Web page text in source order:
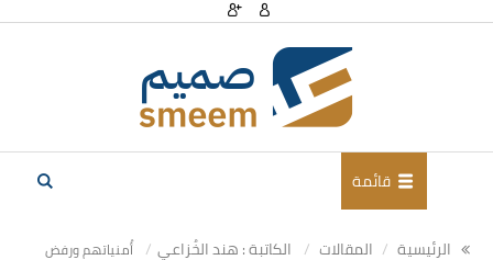
قائمة
الرئيسية المقالات الكاتبة : هند الخُزاعي
أُمنياتهم ورفض